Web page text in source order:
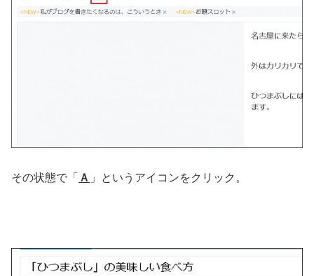
その状態で「 Ａ 」というアイコンをクリック。